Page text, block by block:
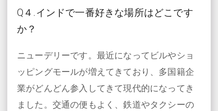
Q４.インドで一番好きな場所はどこです
か？
ニューデリーです。最近になってビルやショ
ッピングモールが増えてきており、多国籍企
業がどんどん参入してきて現代的になってき
ました。交通の便もよく、鉄道やタクシーの